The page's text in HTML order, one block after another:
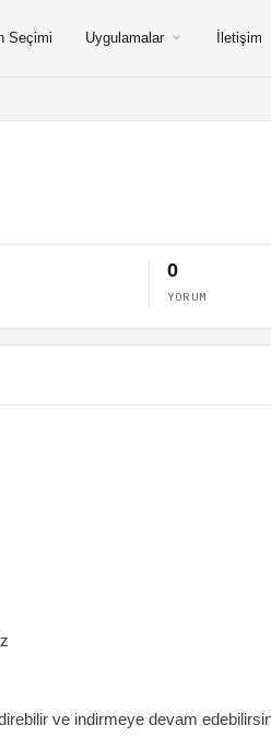
Seçimi Uygulamalar İletişim
0
YORUM
ve indirmeye devam